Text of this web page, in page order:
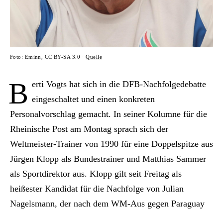
Foto: Eminn, CC BY-SA 3.0 ·Quelle
B erti Vogts hat sich in die DFB-Nachfolgedebatte
eingeschaltet und einen konkreten
Personalvorschlag gemacht. In seiner Kolumne für die
Rheinische Post am Montag sprach sich der
Weltmeister-Trainer von 1990 für eine Doppelspitze aus
Jürgen Klopp als Bundestrainer und Matthias Sammer
als Sportdirektor aus. Klopp gilt seit Freitag als
heißester Kandidat für die Nachfolge von Julian
Nagelsmann, der nach dem WM-Aus gegen Paraguay